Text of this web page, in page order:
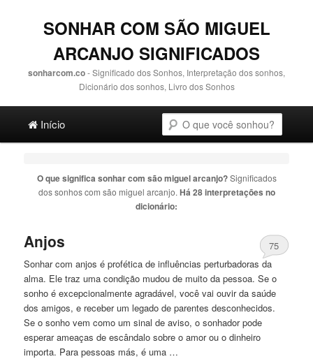
SONHAR COM SÃO MIGUEL
ARCANJO SIGNIFICADOS
sonharcom.co- Significado dos Sonhos, Interpretação dos sonhos,
Dicionário dos sonhos, Livro dos Sonhos
Ir para o conteúdo principal
Ir para o conteúdo secundário
Início
O que significa sonhar com são miguel arcanjo?Significados
dos sonhos com são miguel arcanjo. Há 28 interpretações no
dicionário:
Anjos
75
Sonhar com anjos é profética de influências perturbadoras da
alma. Ele traz uma condição mudou de muito da pessoa. Se o
sonho é excepcionalmente agradável, você vai ouvir da saúde
dos amigos, e receber um legado de parentes desconhecidos.
Se o sonho vem como um sinal de aviso, o sonhador pode
esperar ameaças de escândalo sobre o amor ou o dinheiro
importa. Para pessoas más, é uma …